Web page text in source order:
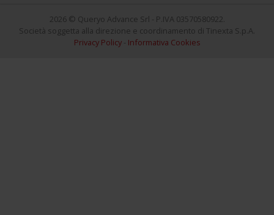
2026 © Queryo Advance Srl - P.IVA 03570580922.
Società soggetta alla direzione e coordinamento di Tinexta S.p.A.
Privacy Policy- Informativa Cookies